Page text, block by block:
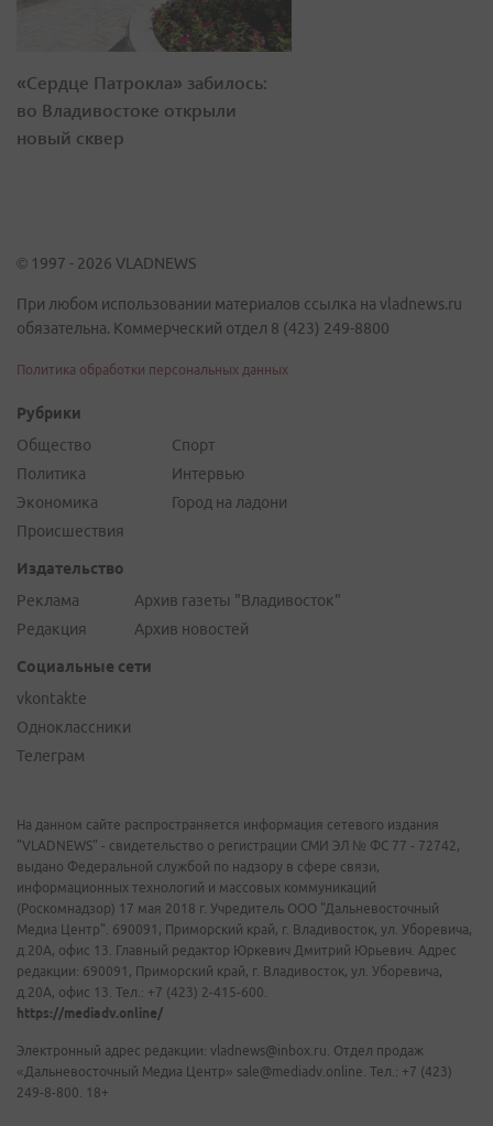
«Сердце Патрокла» забилось:
во Владивостоке открыли
новый сквер
© 1997 - 2026 VLADNEWS
При любом использовании материалов ссылка на vladnews.ru
обязательна. Коммерческий отдел 8 (423) 249-8800
Политика обработки персональных данных
Рубрики
Общество
Политика
Экономика
Происшествия
Спорт
Интервью
Город на ладони
Издательство
Реклама
Редакция
Архив газеты "Владивосток"
Архив новостей
Социальные сети
vkontakte
Одноклассники
Телеграм
На данном сайте распространяется информация сетевого издания
"VLADNEWS" - свидетельство о регистрации СМИ ЭЛ № ФС 77 - 72742,
выдано Федеральной службой по надзору в сфере связи,
информационных технологий и массовых коммуникаций
(Роскомнадзор) 17 мая 2018 г. Учредитель ООО "Дальневосточный
Медиа Центр". 690091, Приморский край, г. Владивосток, ул. Уборевича,
д.20А, офис 13. Главный редактор Юркевич Дмитрий Юрьевич. Адрес
редакции: 690091, Приморский край, г. Владивосток, ул. Уборевича,
д.20А, офис 13. Тел.: +7 (423) 2-415-600.
https://mediadv.online/
Электронный адрес редакции: vladnews@inbox.ru. Отдел продаж
«Дальневосточный Медиа Центр» sale@mediadv.online. Тел.: +7 (423)
249-8-800. 18+